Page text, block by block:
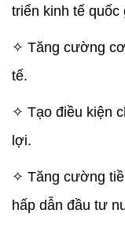
triển kinh tế quốc
✧ Tăng cường
tế.
✧ Tạo điều kiện
lợi.
✧ Tăng cường
hấp dẫn đầu tư